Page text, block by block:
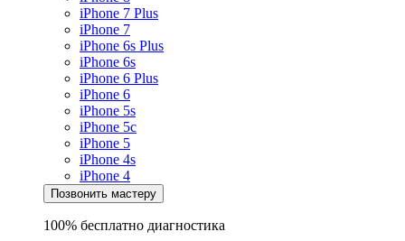
iPhone 7 Plus
iPhone 7
iPhone 6s Plus
iPhone 6s
iPhone 6 Plus
iPhone 6
iPhone 5s
iPhone 5c
iPhone 5
iPhone 4s
iPhone 4
Позвонить мастеру
100% бесплатно диагностика